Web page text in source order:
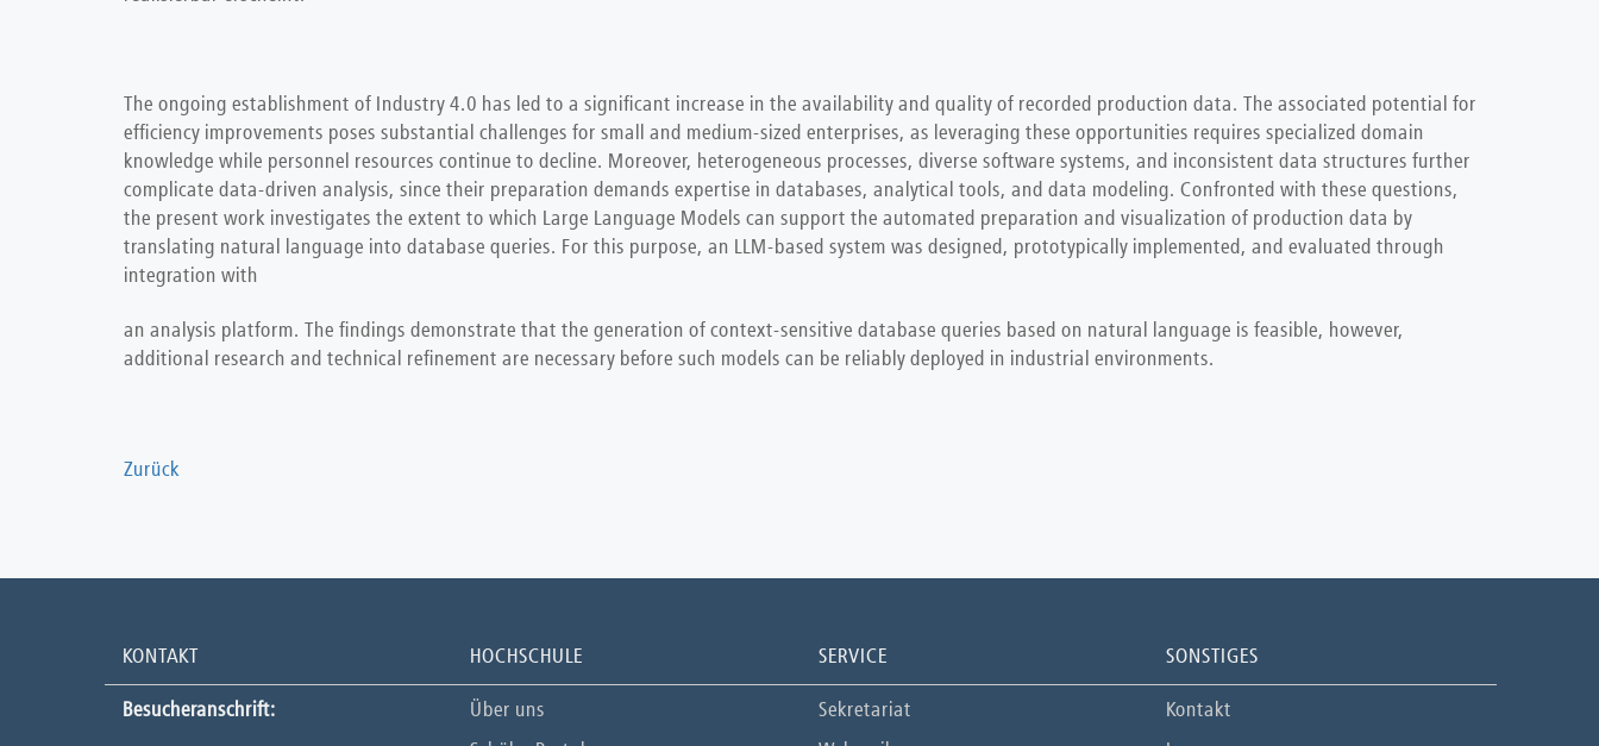
The ongoing establishment of Industry 4.0 has led to a significant increase in the availability and quality of recorded production data. The associated potential for
efficiency improvements poses substantial challenges for small and medium-sized enterprises, as leveraging these opportunities requires specialized domain
knowledge while personnel resources continue to decline. Moreover, heterogeneous processes, diverse software systems, and inconsistent data structures further
complicate data-driven analysis, since their preparation demands expertise in databases, analytical tools, and data modeling. Confronted with these questions,
the present work investigates the extent to which Large Language Models can support the automated preparation and visualization of production data by
translating natural language into database queries. For this purpose, an LLM-based system was designed, prototypically implemented, and evaluated through
integration with
an analysis platform. The findings demonstrate that the generation of context-sensitive database queries based on natural language is feasible, however,
additional research and technical refinement are necessary before such models can be reliably deployed in industrial environments.
Zurück
KONTAKT
Besucheranschrift:
HOCHSCHULE
Über uns
SERVICE
Sekretariat
SONSTIGES
Kontakt